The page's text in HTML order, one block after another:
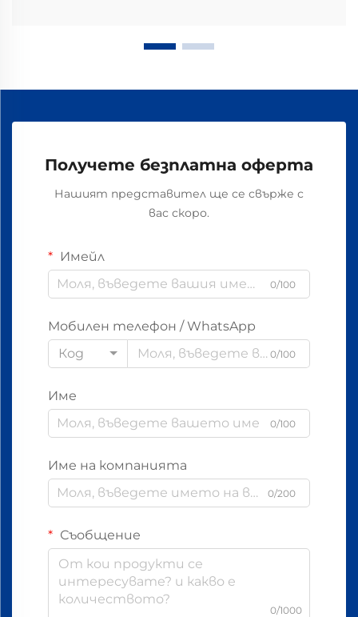
Получете безплатна оферта
Нашият представител ще се свърже с
вас скоро.
Имейл
0/100
Мобилен телефон / WhatsApp
Код
0/100
Име
0/100
Име на компанията
0/200
Съобщение
0/1000